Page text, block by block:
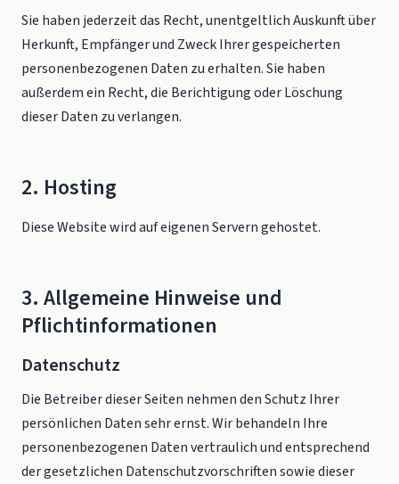
Sie haben jederzeit das Recht, unentgeltlich Auskunft über
Herkunft, Empfänger und Zweck Ihrer gespeicherten
personenbezogenen Daten zu erhalten. Sie haben
außerdem ein Recht, die Berichtigung oder Löschung
dieser Daten zu verlangen.
2. Hosting
Diese Website wird auf eigenen Servern gehostet.
3. Allgemeine Hinweise und
Pflichtinformationen
Datenschutz
Die Betreiber dieser Seiten nehmen den Schutz Ihrer
persönlichen Daten sehr ernst. Wir behandeln Ihre
personenbezogenen Daten vertraulich und entsprechend
der gesetzlichen Datenschutzvorschriften sowie dieser